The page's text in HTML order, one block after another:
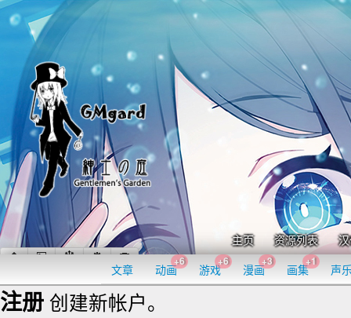
主页 资源列表
文章 动画
+6
游戏
+6
漫画
+3
画集
+1
声
注册 创建新帐户。